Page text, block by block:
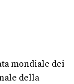
mondiale dei
della